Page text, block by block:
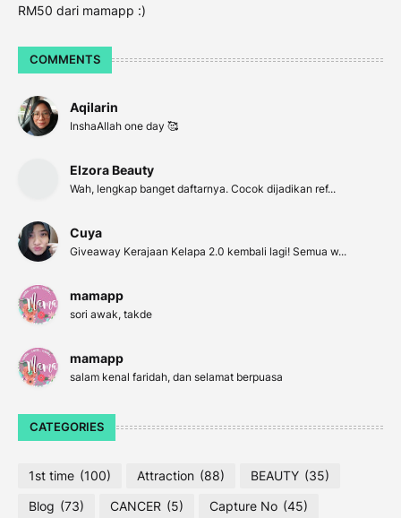
RM50 dari mamapp :)
COMMENTS
Aqilarin
InshaAllah one day 🥰
Elzora Beauty
Wah, lengkap banget daftarnya. Cocok dijadikan ref...
Cuya
Giveaway Kerajaan Kelapa 2.0 kembali lagi! Semua w...
mamapp
sori awak, takde
mamapp
salam kenal faridah, dan selamat berpuasa
CATEGORIES
1st time (100) Attraction (88) BEAUTY (35)
Blog (73) CANCER (5) Capture No (45)